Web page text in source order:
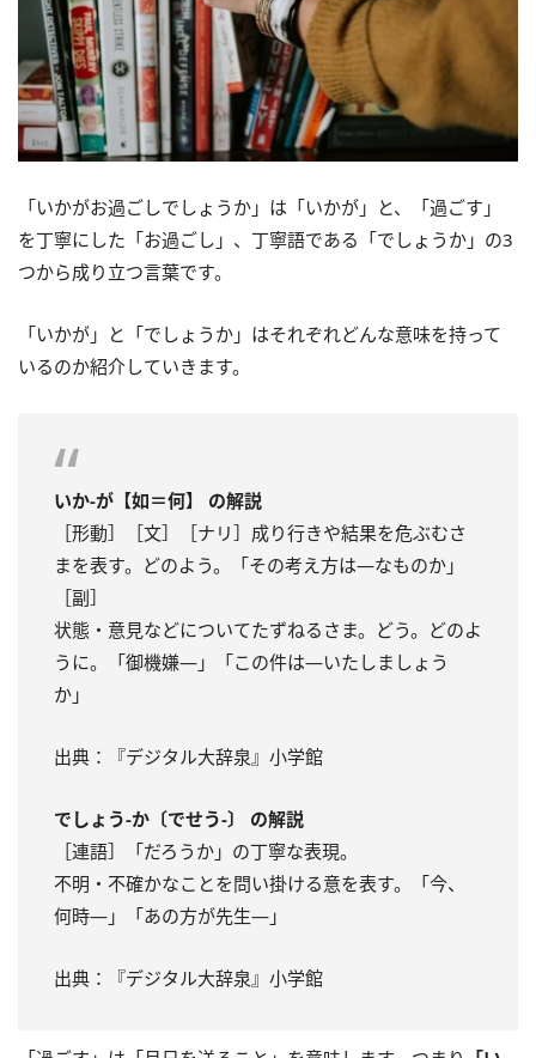
「いかがお過ごしでしょうか」は「いかが」と、「過ごす」
を丁寧にした「お過ごし」、丁寧語である「でしょうか」の3
つから成り立つ言葉です。
「いかが」と「でしょうか」はそれぞれどんな意味を持って
いるのか紹介していきます。
いか‐が【如＝何】 の解説
［形動］［文］［ナリ］成り行きや結果を危ぶむさ
まを表す。どのよう。「その考え方は―なものか」
［副］
状態・意見などについてたずねるさま。どう。どのよ
うに。「御機嫌―」「この件は―いたしましょう
か」
出典：『デジタル大辞泉』小学館
でしょう‐か〔でせう‐〕 の解説
［連語］「だろうか」の丁寧な表現。
不明・不確かなことを問い掛ける意を表す。「今、
何時―」「あの方が先生―」
出典：『デジタル大辞泉』小学館